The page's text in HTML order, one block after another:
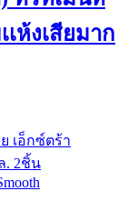
ห้งเสียมาก